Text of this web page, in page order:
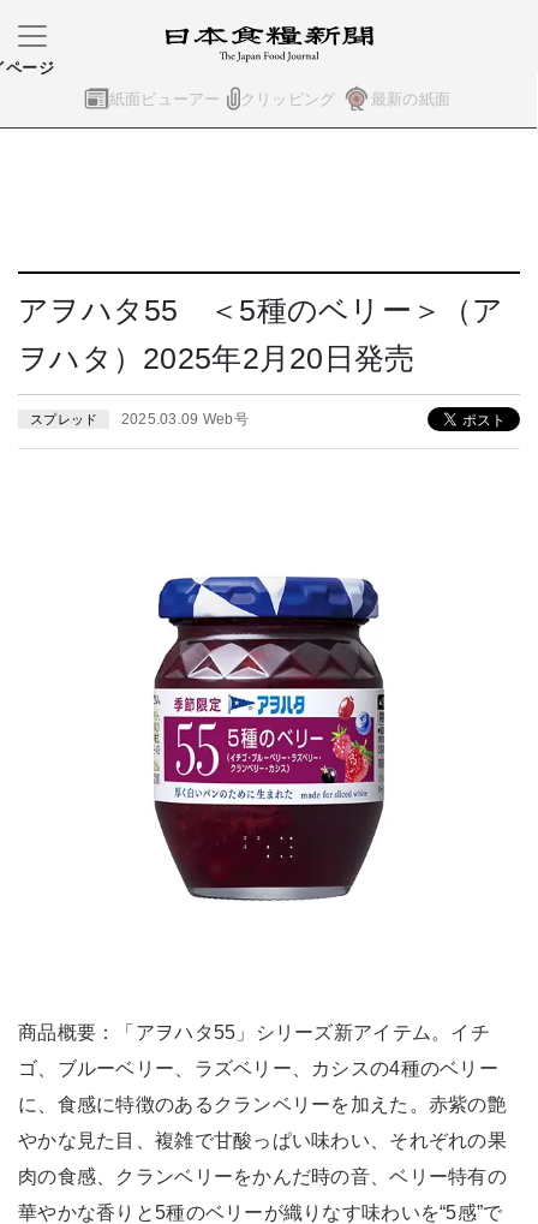
紙面ビューアー クリッピング 最新の紙面
ページ
アヲハタ55 ＜5種のベリー＞（ア
ヲハタ）2025年2月20日発売
スプレッド 2025.03.09 Web号
商品概要：「アヲハタ55」シリーズ新アイテム。イチ
ゴ、ブルーベリー、ラズベリー、カシスの4種のベリー
に、食感に特徴のあるクランベリーを加えた。赤紫の艶
やかな見た目、複雑で甘酸っぱい味わい、それぞれの果
肉の食感、クランベリーをかんだ時の音、ベリー特有の
華やかな香りと5種のベリーが織りなす味わいを“5感”で